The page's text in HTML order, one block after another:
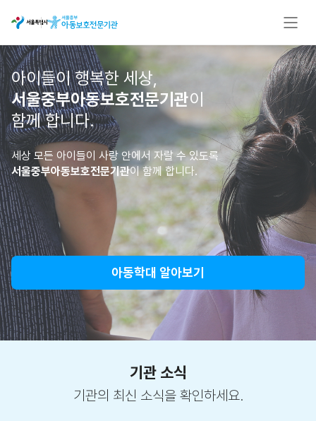
아이들이 행복한 세상,
서울중부아동보호전문기관이
함께 합니다.
세상 모든 아이들이 사랑 안에서 자랄 수 있도록
서울중부아동보호전문기관이 함께 합니다.
아동학대 알아보기
기관 소식
기관의 최신 소식을 확인하세요.